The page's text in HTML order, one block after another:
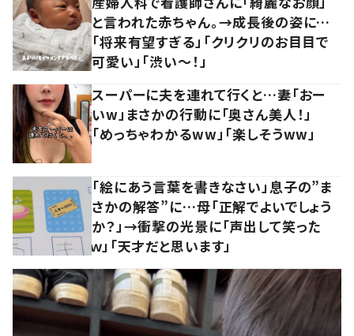
と言われた赤ちゃん。→成長後の姿に…
「将来有望すぎる」「クリクリのお目目で
可愛い」「渋い～！」
スーパーに夫を連れて行くと…妻「おー
いw」まさかの行動に「奥さん美人！」
「めっちゃわかるww」「楽しそうww」
「絵にあう言葉を書きなさい」息子の”ま
さかの解答”に…母「正解でよいでしょう
か？」→衝撃の光景に「声出して笑った
ｗ」「天才だと思います」